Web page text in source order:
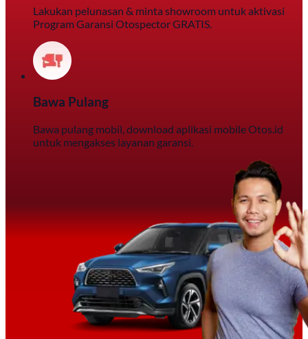
Lakukan pelunasan & minta showroom untuk aktivasi
Program Garansi Otospector GRATIS.
Bawa Pulang
Bawa pulang mobil, download aplikasi mobile Otos.id
untuk mengakses layanan garansi.